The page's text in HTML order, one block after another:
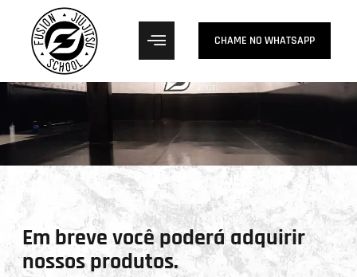
CHAME NO WHATSAPP
Em breve você poderá adquirir
nossos produtos.